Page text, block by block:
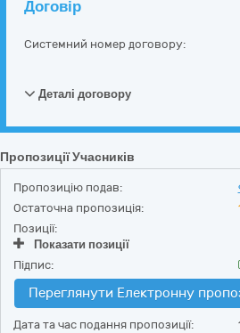
Договір
Системний номер договору:
Деталі договору
Пропозиції Учасників
Пропозицію подав:
Остаточна пропозиція:
Позиції:
Показати позиції
Підпис:
Переглянути Електронну
Дата та час подання пропозиції: